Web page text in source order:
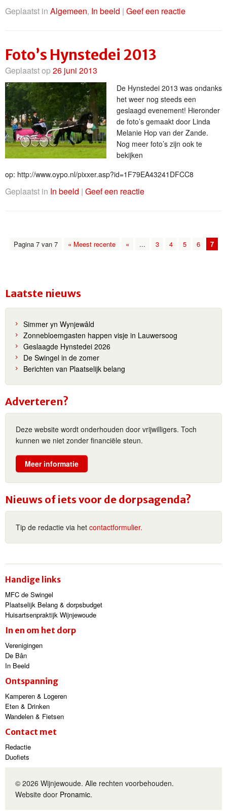
Geplaatst in Algemeen, In beeld | Geef een reactie
Foto’s Hynstedei 2013
Geplaatst op26 juni 2013
De Hynstedei 2013 was ondanks
het weer nog steeds een
geslaagd evenement! Hieronder
de foto’s gemaakt door Linda
Melanie Hop van der Zande.
Nog meer foto’s zijn ook te
bekijken
op: http://www.oypo.nl/pixxer.asp?id=1F79EA43241DFCC8
Geplaatst in In beeld | Geef een reactie
Pagina 7 van 7 « Meest recente « ... 3 4 5 6 7
Laatste nieuws
Simmer yn Wynjewâld
Zonnebloemgasten happen visje in Lauwersoog
Geslaagde Hynstedei 2026
De Swingel in de zomer
Berichten van Plaatselijk belang
Adverteren?
Deze website wordt onderhouden door vrijwilligers. Toch
kunnen we niet zonder financiële steun.
Meer informatie
Nieuws of iets voor de dorpsagenda?
Tip de redactie via het contactformulier.
Handige links
MFC de Swingel
Plaatselijk Belang & dorpsbudget
Huisartsenpraktijk Wijnjewoude
In en om het dorp
Verenigingen
De Bân
In Beeld
Ontspanning
Kamperen & Logeren
Eten & Drinken
Wandelen & Fietsen
Contact met
Redactie
Duofiets
© 2026 Wijnjewoude. Alle rechten voorbehouden.
Website door Pronamic.